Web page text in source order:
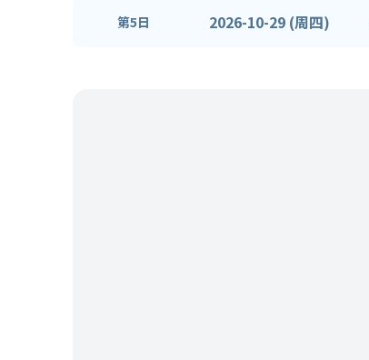
第5日 2026-10-29 (周四)